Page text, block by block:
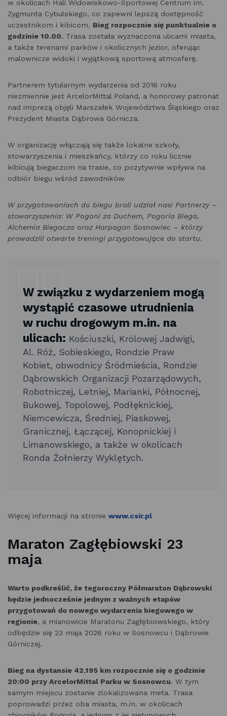
w okolicach Hali Widowiskowo-Sportowej Centrum im.
Zygmunta Cybulskiego, co zapewni lepszą dostępność
uczestnikom i kibicom. Bieg rozpocznie się punktualnie o
godzinie 10.00. Trasa została wyznaczona ulicami miasta,
a także terenami parków i okolicznych jezior, oferując
malownicze widoki i wyjątkową sportową atmosferę.
Partnerem tytularnym wydarzenia od 2016 roku
niezmiennie jest ArcelorMittal Poland, a honorowy patronat
nad imprezą objęli Marszałek Województwa Śląskiego oraz
Prezydent Miasta Dąbrowa Górnicza.
W organizację włączają się także lokalne szkoły,
stowarzyszenia i mieszkańcy, którzy co roku licznie
kibicują biegaczom na trasie, co pozytywnie wpływa na
odbiór biegu wśród zawodników.
W przygotowaniach do biegu brali udział nasi Partnerzy –
stowarzyszenia: W Pogoni za Duchem, Pogoria Biega,
Alchemia Biegacza oraz Harpagan Sosnowiec – którzy
prowadzili otwarte treningi przygotowujące do startu.
W związku z wydarzeniem mogą
wystąpić czasowe utrudnienia
w ruchu drogowym m.in. na
ulicach: Kościuszki, Królowej Jadwigi,
Al. Róż, Sobieskiego, Rondzie Praw
Kobiet, obwodnicy Śródmieścia, Rondzie
Dąbrowskich Organizacji Pozarządowych,
Robotniczej, Letniej, Marianki, Północnej,
Bukowej, Topolowej, Podłęknickiej,
Niemcewicza, Średniej, Piaskowej,
Granicznej, Łączącej, Konopnickiej i
Limanowskiego, a także w okolicach
Ronda Żołnierzy Wyklętych.
Więcej informacji na stronie www.csir.pl
Maraton Zagłębiowski 23
maja
Warto podkreślić, że tegoroczny Półmaraton Dąbrowski
będzie jednocześnie jednym z ważnych etapów
przygotowań do nowego wydarzenia biegowego w
regionie, a mianowicie Maratonu Zagłębiowskiego, który
odbędzie się 23 maja 2026 roku w Sosnowcu i Dąbrowie
Górniczej.
Bieg na dystansie 42,195 km rozpocznie się o godzinie
20:00 przy ArcelorMittal Parku w Sosnowcu. W tym
samym miejscu zostanie zlokalizowana meta. Trasa
poprowadzi przez oba miasta, m.in. w okolicach